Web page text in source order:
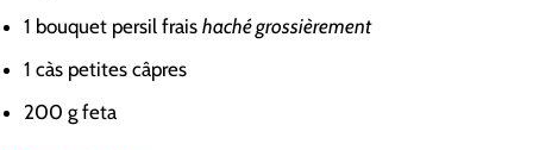
1 bouquet persil frais haché grossièrement
1 càs petites câpres
200 g feta